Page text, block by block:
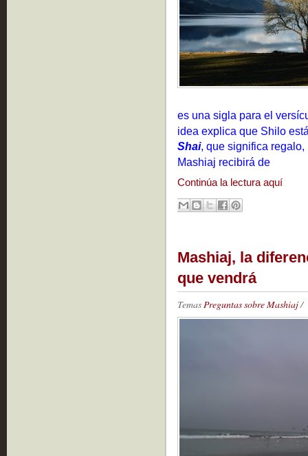
es una sigla para el
idea explica que Shilo
Shai, que significa
Mashiaj recibirá de
Continúa la lectura aquí
Mashiaj, la
que vendrá
TemasPreguntas sobre Mashiaj/